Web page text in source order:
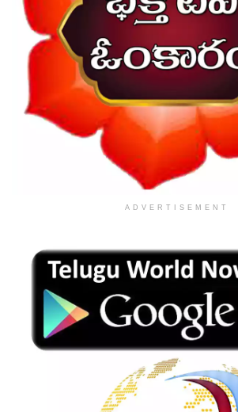
ADVERTISEMENT